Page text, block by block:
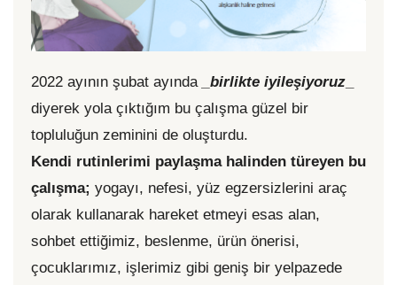
2022 ayının şubat ayında _birlikte iyileşiyoruz
diyerek yola çıktığım bu çalışma güzel bir
topluluğun zeminini de oluşturdu.
Kendi rutinlerimi paylaşma halinden türeyen bu
çalışma; yogayı, nefesi, yüz egzersizlerini araç
olarak kullanarak hareket etmeyi esas alan,
sohbet ettiğimiz, beslenme, ürün önerisi,
çocuklarımız, işlerimiz gibi geniş bir yelpazede